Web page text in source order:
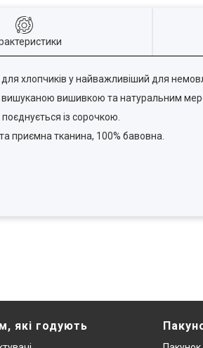
хлопчиків у найважливіший для
вишивкою та натуральним
із сорочкою.
приємна тканина, 100% бавовна.
які годують